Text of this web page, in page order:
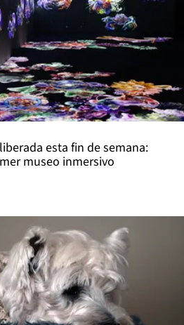
esta fin de semana:
museo inmersivo